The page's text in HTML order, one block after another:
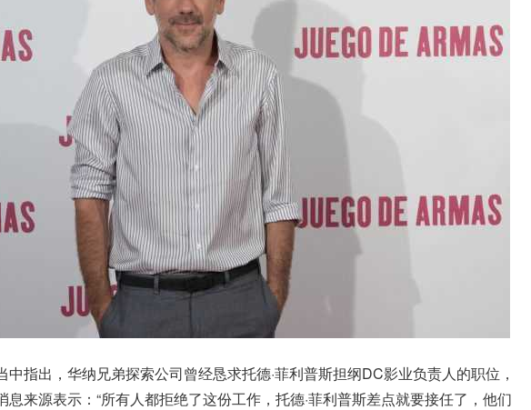
中指出，华纳兄弟探索公司曾经恳求托德·菲利普斯担纲DC影业负责人的职位，
来源表示：“所有人都拒绝了这份工作，托德·菲利普斯差点就要接任了，他们